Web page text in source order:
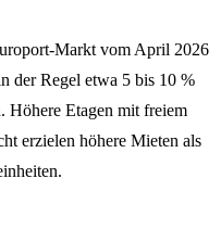
Markt vom April 2026
der Regel etwa 5 bis 10 %
Höhere Etagen mit freiem
erzielen höhere Mieten als